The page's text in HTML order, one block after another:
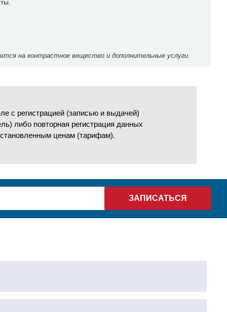
на контрастное вещество и дополнительные услуги.
с регистрацией (записью и выдачей)
либо повторная регистрация данных
ценам (тарифам).